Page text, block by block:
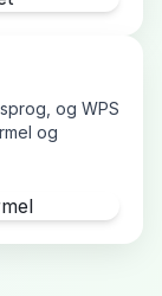
og WPS
og